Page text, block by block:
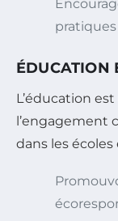
ÉDUCATION
L’éducation
l’engagement
dans les